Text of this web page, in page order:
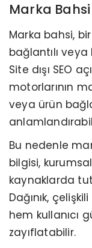
Marka
Marka bahsi,
bağlantılı veya
Site dışı SEO
motorlarının
veya ürün
Bu nedenle
bilgisi,
kaynaklarda
Dağınık,
hem kullanıcı
zayıflatabilir.